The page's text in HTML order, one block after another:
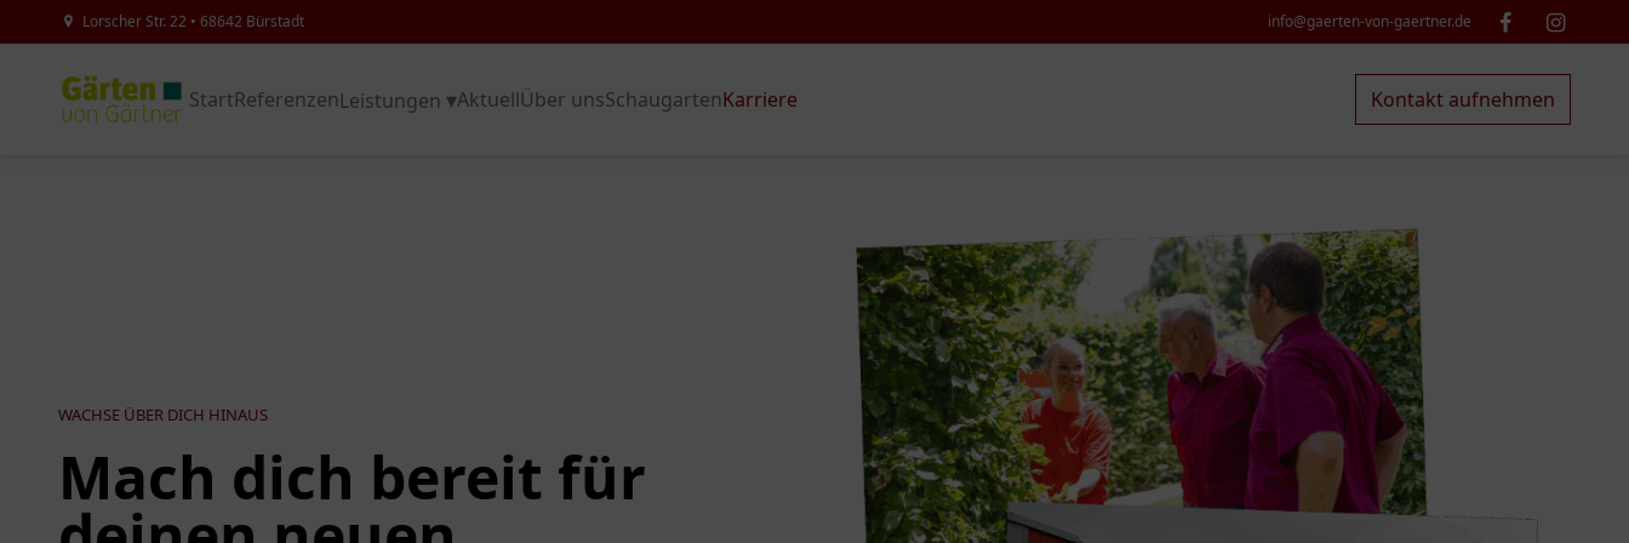
Lorscher Str. 22 • 68642 Bürstadt info@gaerten-von-gaertner.de
StartReferenzenLeistungen AktuellÜber unsSchaugartenKarriere Kontakt aufnehmen
WACHSE ÜBER DICH HINAUS
Mach dich bereit für